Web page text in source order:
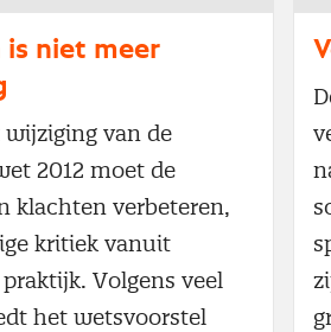
is niet meer
van de
2012 moet de
klachten verbeteren,
kritiek vanuit
Volgens veel
het wetsvoorstel